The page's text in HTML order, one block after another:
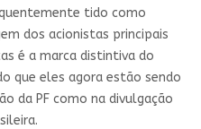
tido como
dos acionistas principais
é a marca distintiva do
que eles agora estão sendo
da PF como na divulgação